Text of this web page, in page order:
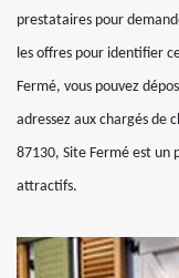
prestataires pour
les offres pour identifier
Fermé, vous pouvez
adressez aux chargés de
87130, Site Fermé est
attractifs.